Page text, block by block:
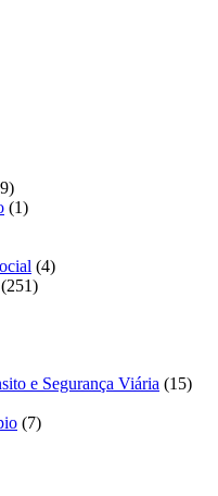
(1)
(4)
(251)
e Segurança Viária (15)
(7)